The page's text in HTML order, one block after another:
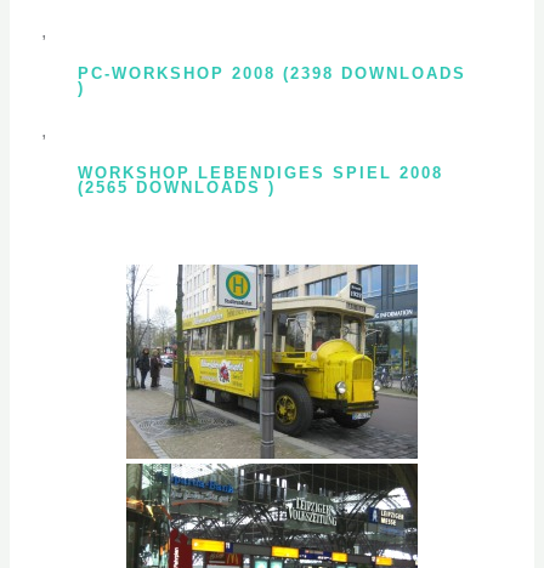
,
PC-WORKSHOP 2008 (2398 DOWNLOADS
)
,
WORKSHOP LEBENDIGES SPIEL 2008
(2565 DOWNLOADS )